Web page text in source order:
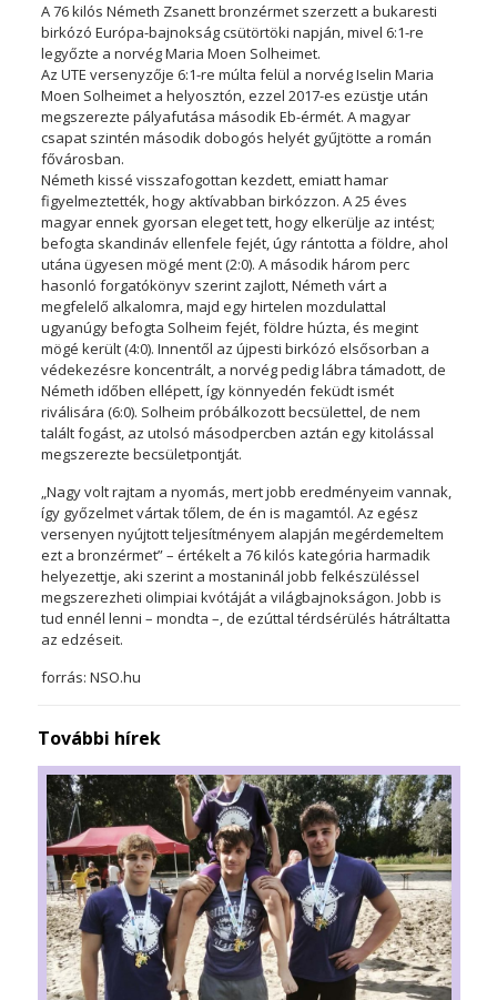
A 76 kilós Németh Zsanett bronzérmet szerzett a bukaresti
birkózó Európa-bajnokság csütörtöki napján, mivel 6:1-re
legyőzte a norvég Maria Moen Solheimet.
Az UTE versenyzője 6:1-re múlta felül a norvég Iselin Maria
Moen Solheimet a helyosztón, ezzel 2017-es ezüstje után
megszerezte pályafutása második Eb-érmét. A magyar
csapat szintén második dobogós helyét gyűjtötte a román
fővárosban.
Németh kissé visszafogottan kezdett, emiatt hamar
figyelmeztették, hogy aktívabban birkózzon. A 25 éves
magyar ennek gyorsan eleget tett, hogy elkerülje az intést;
befogta skandináv ellenfele fejét, úgy rántotta a földre, ahol
utána ügyesen mögé ment (2:0). A második három perc
hasonló forgatókönyv szerint zajlott, Németh várt a
megfelelő alkalomra, majd egy hirtelen mozdulattal
ugyanúgy befogta Solheim fejét, földre húzta, és megint
mögé került (4:0). Innentől az újpesti birkózó elsősorban a
védekezésre koncentrált, a norvég pedig lábra támadott, de
Németh időben ellépett, így könnyedén feküdt ismét
riválisára (6:0). Solheim próbálkozott becsülettel, de nem
talált fogást, az utolsó másodpercben aztán egy kitolással
megszerezte becsületpontját.
„Nagy volt rajtam a nyomás, mert jobb eredményeim vannak,
így győzelmet vártak tőlem, de én is magamtól. Az egész
versenyen nyújtott teljesítményem alapján megérdemeltem
ezt a bronzérmet” – értékelt a 76 kilós kategória harmadik
helyezettje, aki szerint a mostaninál jobb felkészüléssel
megszerezheti olimpiai kvótáját a világbajnokságon. Jobb is
tud ennél lenni – mondta –, de ezúttal térdsérülés hátráltatta
az edzéseit.
forrás: NSO.hu
További hírek